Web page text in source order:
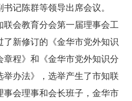
记陈群等领导出席会议。
会教育分会第一届理事会工
新修订的《金华市党外知识
程》和《金华市党外知识分
办法》，选举产生了市知联
会理事和会长班子，金华市